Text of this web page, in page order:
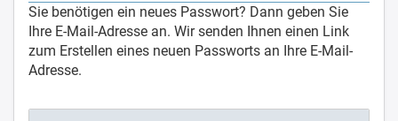
Sie benötigen ein neues Passwort? Dann geben Sie
Ihre E-Mail-Adresse an. Wir senden Ihnen einen Link
zum Erstellen eines neuen Passworts an Ihre E-Mail-
Adresse.